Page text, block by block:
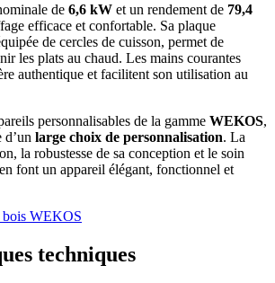
de 6,6 kW et un rendement de 79,4
efficace et confortable. Sa plaque
de cercles de cuisson, permet de
les plats au chaud. Les mains courantes
authentique et facilitent son utilisation au
personnalisables de la gamme WEKOS,
d’un large choix de personnalisation. La
la robustesse de sa conception et le soin
font un appareil élégant, fonctionnel et
bois WEKOS
techniques